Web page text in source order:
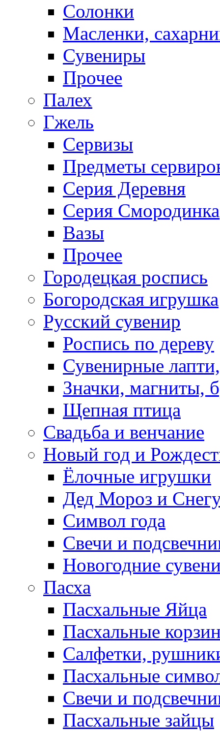
Солонки
Масленки,
Сувениры
Прочее
Палех
Гжель
Сервизы
Предметы
Серия Деревня
Серия Смородинка
Вазы
Прочее
Городецкая роспись
Богородская игрушка
Русский сувенир
Роспись по дереву
Сувенирные
Значки, магниты,
Щепная птица
Свадьба и венчание
Новый год и
Ёлочные игрушки
Дед Мороз и
Символ года
Свечи и
Новогодние
Пасха
Пасхальные Яйца
Пасхальные
Салфетки,
Пасхальные
Свечи и
Пасхальные зайцы